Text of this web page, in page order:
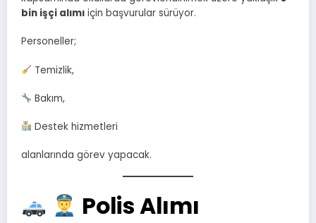
bin işçi alımı için başvurular sürüyor.
Personeller;
Temizlik,
Bakım,
Destek hizmetleri
alanlarında görev yapacak.
Polis Alımı